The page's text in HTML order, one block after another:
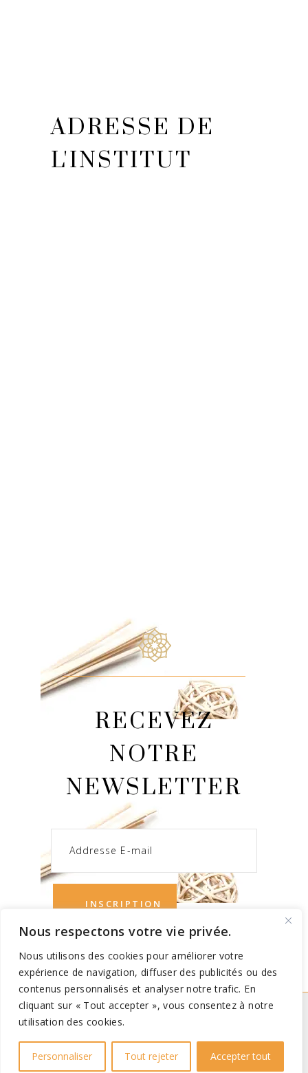
Nous respectons votre vie privée.
Nous utilisons des cookies pour améliorer votre
expérience de navigation, diffuser des publicités ou des
contenus personnalisés et analyser notre trafic. En
cliquant sur « Tout accepter », vous consentez à notre
utilisation des cookies.
Personnaliser Tout rejeter Accepter tout
ADRESSE DE
L'INSTITUT
RECEVEZ
NOTRE
NEWSLETTER
Copyright 2021 (@)
Vincent Vandon